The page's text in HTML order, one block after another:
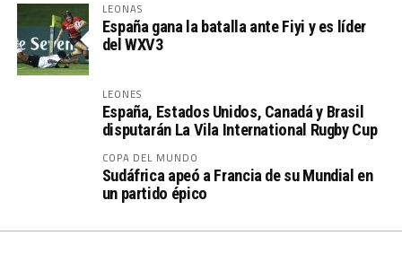
LEONAS
España gana la batalla ante Fiyi y es líder
del WXV3
LEONES
España, Estados Unidos, Canadá y Brasil
disputarán La Vila International Rugby Cup
COPA DEL MUNDO
Sudáfrica apeó a Francia de su Mundial en
un partido épico